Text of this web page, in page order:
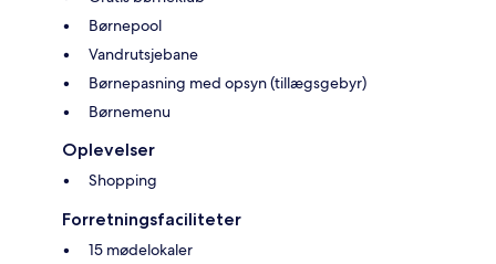
Børnepool
Vandrutsjebane
Børnepasning med opsyn (tillægsgebyr)
Børnemenu
Oplevelser
Shopping
Forretningsfaciliteter
15 mødelokaler